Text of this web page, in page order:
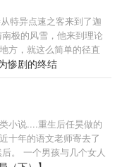
特异点速之客来到了迦
极的风雪，他来到理论
方，就这么简单的径直
开始，我将合法接管整
是你们的新任所长———
” 月，>
惨剧的终结
小说....重生后任昊做的
十年的语文老师寄去了
。 一个男孩与几个女人